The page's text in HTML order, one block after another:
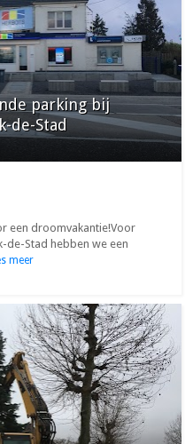
parking bij
de-Stad
een droomvakantie!Voor
de-Stad hebben we een
meer